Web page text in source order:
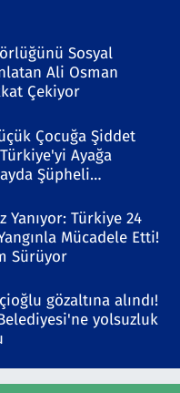
Sosyal
Ali Osman
Çekiyor
Çocuğa Şiddet
Ayağa
Şüpheli
Yanıyor: Türkiye 24
Mücadele Etti!
Sürüyor
gözaltına alındı!
yolsuzluk